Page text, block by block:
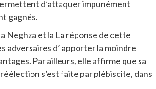
d’attaquer impunément
gagnés.
Neghza et la La réponse de cette
adversaires d’ apporter la moindre
Par ailleurs, elle affirme que sa
s’est faite par plébiscite, dans